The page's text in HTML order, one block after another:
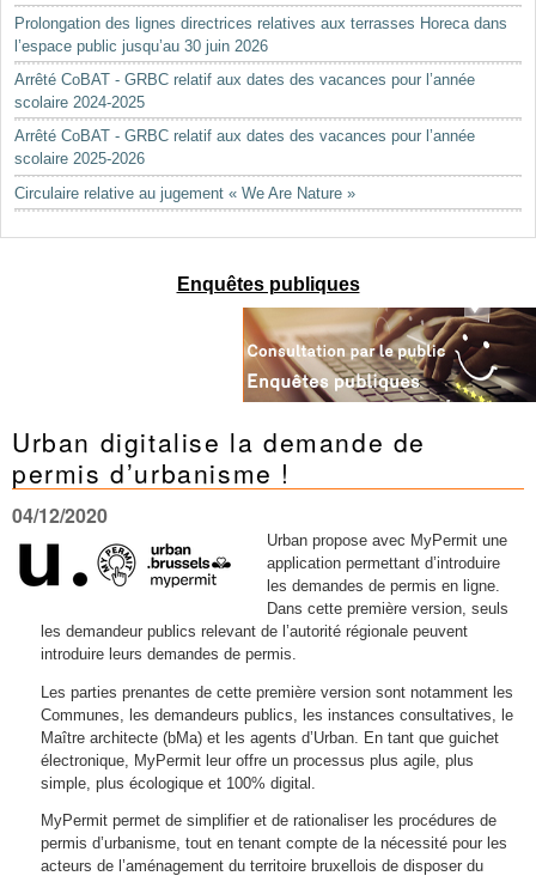
Prolongation des lignes directrices relatives aux terrasses Horeca dans
l’espace public jusqu’au 30 juin 2026
Arrêté CoBAT - GRBC relatif aux dates des vacances pour l’année
scolaire 2024-2025
Arrêté CoBAT - GRBC relatif aux dates des vacances pour l’année
scolaire 2025-2026
Circulaire relative au jugement « We Are Nature »
Enquêtes publiques
Urban digitalise la demande de
permis d’urbanisme !
04/12/2020
Urban propose avec MyPermit une
application permettant d’introduire
les demandes de permis en ligne.
Dans cette première version, seuls
les demandeur publics relevant de l’autorité régionale peuvent
introduire leurs demandes de permis.
Les parties prenantes de cette première version sont notamment les
Communes, les demandeurs publics, les instances consultatives, le
Maître architecte (bMa) et les agents d’Urban. En tant que guichet
électronique, MyPermit leur offre un processus plus agile, plus
simple, plus écologique et 100% digital.
MyPermit permet de simplifier et de rationaliser les procédures de
permis d’urbanisme, tout en tenant compte de la nécessité pour les
acteurs de l’aménagement du territoire bruxellois de disposer du